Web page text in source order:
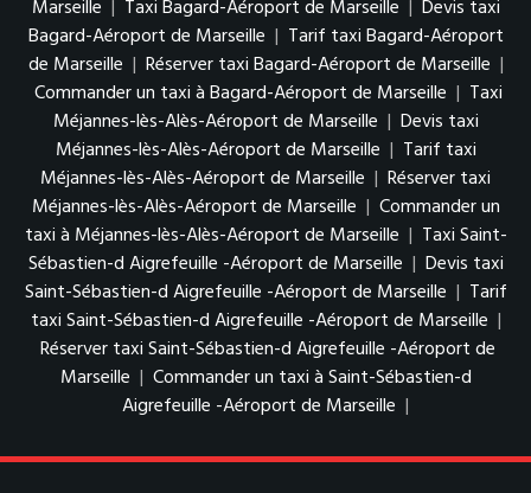
Marseille | Taxi Bagard-Aéroport de Marseille | Devis taxi
Bagard-Aéroport de Marseille | Tarif taxi Bagard-Aéroport
de Marseille | Réserver taxi Bagard-Aéroport de Marseille |
Commander un taxi à Bagard-Aéroport de Marseille | Taxi
Méjannes-lès-Alès-Aéroport de Marseille | Devis taxi
Méjannes-lès-Alès-Aéroport de Marseille | Tarif taxi
Méjannes-lès-Alès-Aéroport de Marseille | Réserver taxi
Méjannes-lès-Alès-Aéroport de Marseille | Commander un
taxi à Méjannes-lès-Alès-Aéroport de Marseille | Taxi Saint-
Sébastien-d Aigrefeuille -Aéroport de Marseille | Devis taxi
Saint-Sébastien-d Aigrefeuille -Aéroport de Marseille | Tarif
taxi Saint-Sébastien-d Aigrefeuille -Aéroport de Marseille |
Réserver taxi Saint-Sébastien-d Aigrefeuille -Aéroport de
Marseille | Commander un taxi à Saint-Sébastien-d
Aigrefeuille -Aéroport de Marseille |